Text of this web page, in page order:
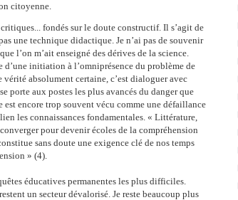
citoyenne.
fondés sur le doute constructif. Il s’agit de
une technique didactique. Je n’ai pas de souvenir
l’on m’ait enseigné des dérives de la science.
initiation à l’omniprésence du problème de
vérité absolument certaine, c’est dialoguer avec
porte aux postes les plus avancés du danger que
encore trop souvent vécu comme une défaillance
les connaissances fondamentales. « Littérature,
pour devenir écoles de la compréhension
sans doute une exigence clé de nos temps
» (4).
éducatives permanentes les plus difficiles.
un secteur dévalorisé. Je reste beaucoup plus